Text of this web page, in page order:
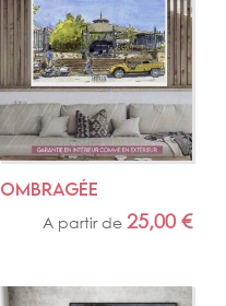
OMBRAGÉE
A partir de25,00€